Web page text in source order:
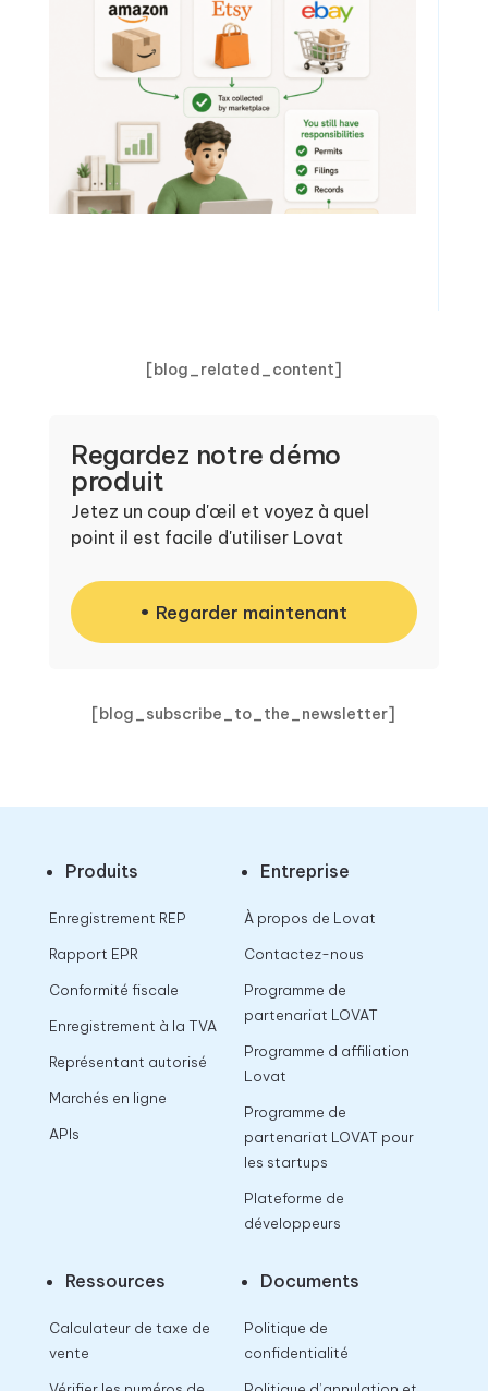
[blog_related_content]
Regardez notre démo
produit
Jetez un coup d'œil et voyez à quel
point il est facile d'utiliser Lovat
Regarder maintenant
[blog_subscribe_to_the_newsletter]
Produits
Enregistrement REP
Rapport EPR
Conformité fiscale
Enregistrement à la TVA
Représentant autorisé
Marchés en ligne
APIs
Entreprise
À propos de Lovat
Contactez-nous
Programme de
partenariat LOVAT
Programme d affiliation
Lovat
Programme de
partenariat LOVAT pour
les startups
Plateforme de
développeurs
Ressources
Calculateur de taxe de
vente
Documents
Politique de
confidentialité